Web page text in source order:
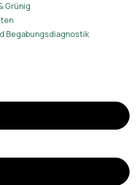
Grünig
Begabungsdiagnostik